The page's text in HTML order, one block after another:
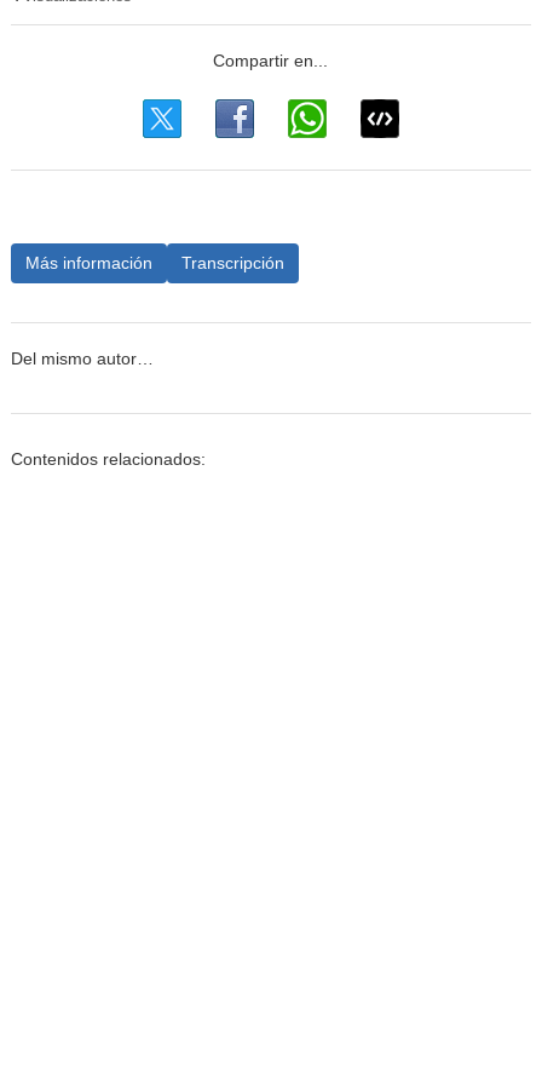
Más información Transcripción
Del mismo autor…
Contenidos relacionados: